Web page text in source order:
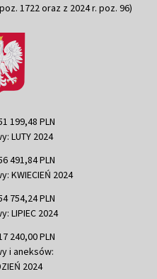
1722 oraz z 2024 r. poz. 96)
199,48 PLN
LUTY 2024
491,84 PLN
KWIECIEŃ 2024
754,24 PLN
LIPIEC 2024
240,00 PLN
i aneksów:
2024